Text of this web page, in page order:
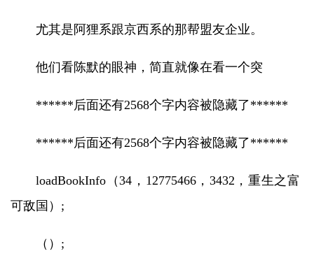
尤其是阿狸系跟京西系的那帮盟友企业。
他们看陈默的眼神，简直就像在看一个突
******后面还有2568个字内容被隐藏了******
******后面还有2568个字内容被隐藏了******
loadBookInfo（34，12775466，3432，重生之富
可敌国）;
（）;